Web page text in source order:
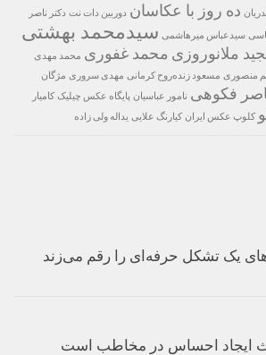
ده روز با عکاسان دوربین دات نت دکتر ناصر
سیدعباس میرهاشمی سیدمحمد بهشتی
ملانوروزی محمد غفوری محمد مهدی
منصوری مسعود زنده‌‫روح کرمانی‬‬ مهدی سروری مژگان
فکوهی نامور عباسیان پایگاه عکس چیلیک کامیار
کلوپ عکس ایران کیارنگ علایی یداله ولی زاده
یک تشکل حرفه‌ای را رقم می‌زند
ایجاد احساس در مخاطب است